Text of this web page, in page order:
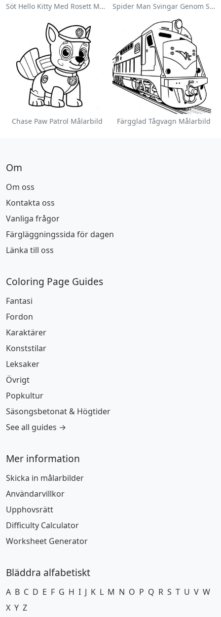
Söt Hello Kitty Med Rosett Målarbild Spider Man Svingar Genom Staden Målarbild
Chase Paw Patrol Målarbild Färgglad Tågvagn Målarbild
Om
Om oss
Kontakta oss
Vanliga frågor
Färgläggningssida för dagen
Länka till oss
Coloring Page Guides
Fantasi
Fordon
Karaktärer
Konststilar
Leksaker
Övrigt
Popkultur
Säsongsbetonat & Högtider
See all guides →
Mer information
Skicka in målarbilder
Användarvillkor
Upphovsrätt
Difficulty Calculator
Worksheet Generator
Bläddra alfabetiskt
A B C D E F G H I J K L M N O P Q R S T U V W
X Y Z